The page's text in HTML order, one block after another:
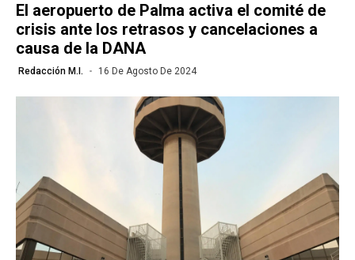
El aeropuerto de Palma activa el comité de
crisis ante los retrasos y cancelaciones a
causa de la DANA
Redacción M.I. 16 De Agosto De 2024